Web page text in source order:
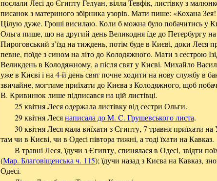
послали Лесі до Єгипту Гелуан, вілла Тевфік, листівку з
писанок з материного збірника узорів. Мати пише: «Кохана
Цілую дуже. Гроші висилаю. Коли б можна було побачитись у
Ольга пише, що на другий день Великодня їде до Петербургу на
Пироговський з’їзд на тиждень, потім буде в Києві, доки Леся
певне, поїде з сином на літо до Колодяжного. Мати з сестрою
Великдень в Колодяжному, а після свят у Києві. Михайло
уже в Києві і на 4-й день свят почне ходити на нову службу в
звичайне, могтиме приїхати до Києва з Колодяжного, щоб
В. Кривинюк лише підписався на цій листівці.
25 квітня Леся одержала листівку від сестри Ольги.
29 квітня Лесянаписала до M. C. Грушевського листа.
30 квітня Леся мала виїхати з Єгипту, 7 травня приїхати на
там чи в Києві, чи в Одесі півтора тижні, а тоді їхати на Кавказ.
В травні Леся, їдучи з Єгипту, спинялася в Одесі, звідти
(Мар. Благовіщенська ч. 115); їдучи назад з Києва на Кавказ,
Одесі.